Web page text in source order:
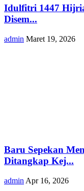
Idulfitri 1447
Disem...
admin Maret 19, 2026
Baru Sepekan
Ditangkap Kej...
admin Apr 16, 2026